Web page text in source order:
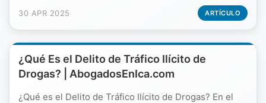
30 APR 2025 ARTÍCULO
¿Qué Es el Delito de Tráfico Ilícito de
Drogas? | AbogadosEnIca.com
¿Qué es el Delito de Tráfico Ilícito de Drogas? En el